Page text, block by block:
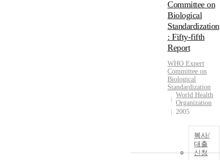
Committee on
Biological
Standardization
: Fifty-fifth
Report
WHO Expert
Committee on
Biological
Standardization
World Health
Organization
2005
복사/
대출
신청